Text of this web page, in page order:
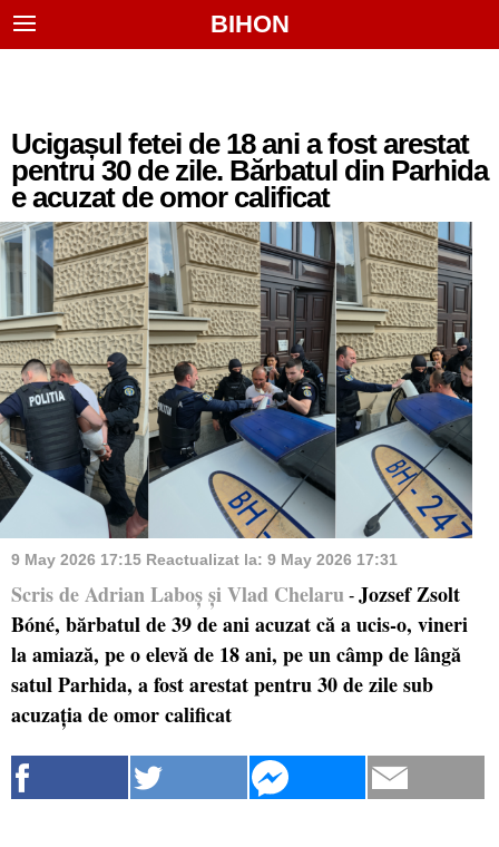
BIHON
Ucigașul fetei de 18 ani a fost arestat
pentru 30 de zile. Bărbatul din Parhida
e acuzat de omor calificat
9 May 2026 17:15 Reactualizat la: 9 May 2026 17:31
Scris de Adrian Laboș și Vlad Chelaru - Jozsef Zsolt
Bóné, bărbatul de 39 de ani acuzat că a ucis-o, vineri
la amiază, pe o elevă de 18 ani, pe un câmp de lângă
satul Parhida, a fost arestat pentru 30 de zile sub
acuzația de omor calificat